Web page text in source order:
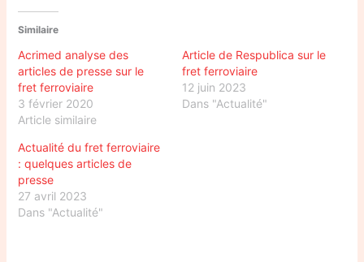
Similaire
Acrimed analyse des
articles de presse sur le
fret ferroviaire
3 février 2020
Article similaire
Article de Respublica sur le
fret ferroviaire
12 juin 2023
Dans "Actualité"
Actualité du fret ferroviaire
: quelques articles de
presse
27 avril 2023
Dans "Actualité"